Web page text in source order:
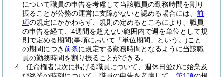
について職員の申告を考慮して当該職員の勤務時間を割り
振ることが公務の運営に支障がないと認める場合には、 前
項の規定にかかわらず、規則の定めるところにより、職員
の申告を経て、4週間を超えない範囲内で週を単位として規
則で定める期間(事項において「単位期間」という。)ごと
の期間につき前条に規定する勤務時間となるように当該職
員の勤務時間を割り振ることができる。
4
任命権者は次に掲げる職員について、週休日並びに始業及